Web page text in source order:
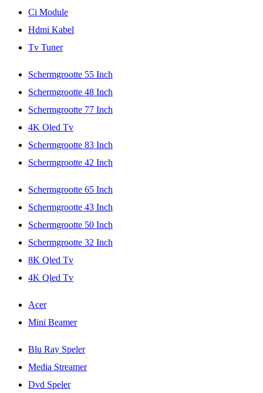
Ci Module
Hdmi Kabel
Tv Tuner
Schermgrootte 55 Inch
Schermgrootte 48 Inch
Schermgrootte 77 Inch
4K Oled Tv
Schermgrootte 83 Inch
Schermgrootte 42 Inch
Schermgrootte 65 Inch
Schermgrootte 43 Inch
Schermgrootte 50 Inch
Schermgrootte 32 Inch
8K Qled Tv
4K Qled Tv
Acer
Mini Beamer
Blu Ray Speler
Media Streamer
Dvd Speler